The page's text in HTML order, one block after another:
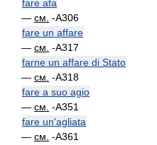
fare afa
— см. -A306
fare un affare
— см. -A317
farne un affare di Stato
— см. -A318
fare a suo agio
— см. -A351
fare un'agliata
— см. -A361